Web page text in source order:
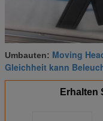
Umbauten: Moving
Gleichheit kann
Erhalten